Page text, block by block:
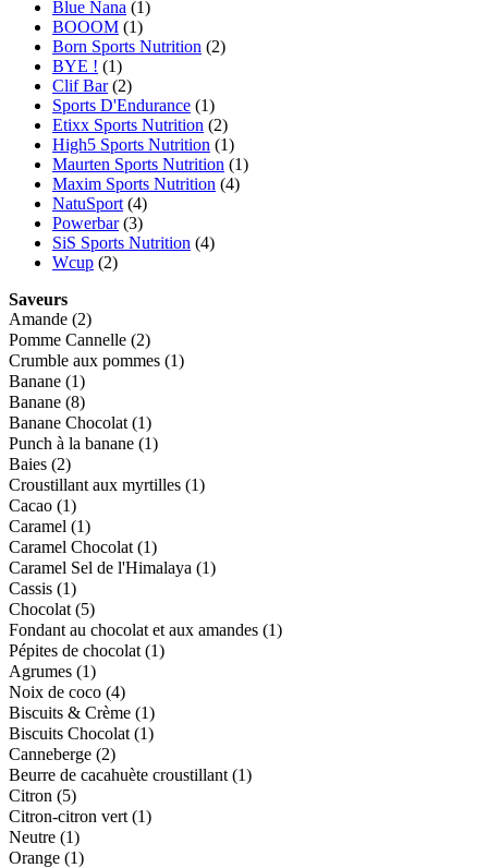
Blue Nana (1)
BOOOM (1)
Born Sports Nutrition (2)
BYE ! (1)
Clif Bar (2)
Sports D'Endurance (1)
Etixx Sports Nutrition (2)
High5 Sports Nutrition (1)
Maurten Sports Nutrition (1)
Maxim Sports Nutrition (4)
NatuSport (4)
Powerbar (3)
SiS Sports Nutrition (4)
Wcup (2)
Saveurs
Amande (2)
Pomme Cannelle (2)
Crumble aux pommes (1)
Banane (1)
Banane (8)
Banane Chocolat (1)
Punch à la banane (1)
Baies (2)
Croustillant aux myrtilles (1)
Cacao (1)
Caramel (1)
Caramel Chocolat (1)
Caramel Sel de l'Himalaya (1)
Cassis (1)
Chocolat (5)
Fondant au chocolat et aux amandes (1)
Pépites de chocolat (1)
Agrumes (1)
Noix de coco (4)
Biscuits & Crème (1)
Biscuits Chocolat (1)
Canneberge (2)
Beurre de cacahuète croustillant (1)
Citron (5)
Citron-citron vert (1)
Neutre (1)
Orange (1)